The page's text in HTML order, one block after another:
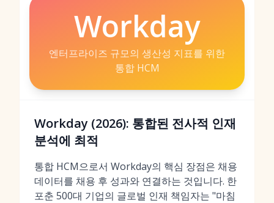
Workday
엔터프라이즈 규모의 생산성 지표를 위한
통합 HCM
Workday (2026): 통합된 전사적 인재
분석에 최적
통합 HCM으로서 Workday의 핵심 장점은 채용
데이터를 채용 후 성과와 연결하는 것입니다. 한
포춘 500대 기업의 글로벌 인재 책임자는 "마침